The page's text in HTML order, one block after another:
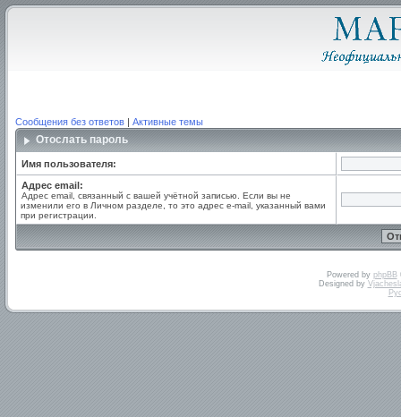
Сообщения без ответов | Активные темы
Отослать пароль
Имя пользователя:
Адрес email:
Адрес email, связанный с вашей учётной записью. Если вы не
изменили его в Личном разделе, то это адрес e-mail, указанный вами
при регистрации.
Powered by phpBB
Designed by